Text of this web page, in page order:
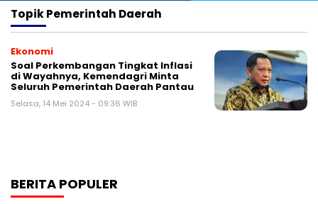
TopikPemerintah Daerah
Ekonomi
Soal Perkembangan Tingkat Inflasi
di Wayahnya, Kemendagri Minta
Seluruh Pemerintah Daerah Pantau
Selasa, 14 Mei 2024 - 09:36 WIB
BERITA POPULER